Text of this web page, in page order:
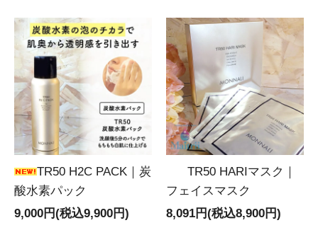
TR50 H2C PACK｜炭
酸水素パック
9,000円(税込9,900円)
TR50 HARIマスク｜
フェイスマスク
8,091円(税込8,900円)